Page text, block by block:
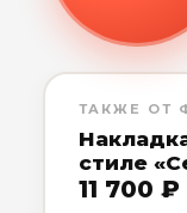
ТАКЖЕ ОТ
стиле
11 700 ₽